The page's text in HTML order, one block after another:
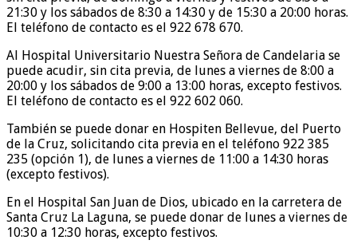
21:30 y los sábados de 8:30 a 14:30 y de 15:30 a 20:00 horas.
El teléfono de contacto es el 922 678 670.
Al Hospital Universitario Nuestra Señora de Candelaria se
puede acudir, sin cita previa, de lunes a viernes de 8:00 a
20:00 y los sábados de 9:00 a 13:00 horas, excepto festivos.
El teléfono de contacto es el 922 602 060.
También se puede donar en Hospiten Bellevue, del Puerto
de la Cruz, solicitando cita previa en el teléfono 922 385
235 (opción 1), de lunes a viernes de 11:00 a 14:30 horas
(excepto festivos).
En el Hospital San Juan de Dios, ubicado en la carretera de
Santa Cruz La Laguna, se puede donar de lunes a viernes de
10:30 a 12:30 horas, excepto festivos.